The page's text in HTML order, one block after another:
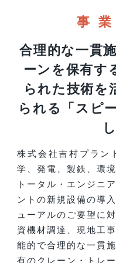
事
合理的な一貫
ーンを保有す
られた技術を
られる「スピ
株式会社吉村プラン
学、発電、製鉄、環
トータル・エンジニ
ントの新規設備の導
ューアルのご要望に
資機材調達、現地工
能的で合理的な一貫
有のクレーン・トレ